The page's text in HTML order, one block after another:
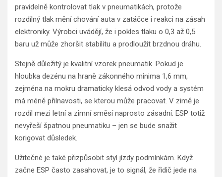
pravidelně kontrolovat tlak v pneumatikách, protože
rozdílný tlak mění chování auta v zatáčce i reakci na zásah
elektroniky. Výrobci uvádějí, že i pokles tlaku o 0,3 až 0,5
baru už může zhoršit stabilitu a prodloužit brzdnou dráhu.
Stejně důležitý je kvalitní vzorek pneumatik. Pokud je
hloubka dezénu na hraně zákonného minima 1,6 mm,
zejména na mokru dramaticky klesá odvod vody a systém
má méně přilnavosti, se kterou může pracovat. V zimě je
rozdíl mezi letní a zimní směsí naprosto zásadní. ESP totiž
nevyřeší špatnou pneumatiku – jen se bude snažit
korigovat důsledek.
Užitečné je také přizpůsobit styl jízdy podmínkám. Když
začne ESP často zasahovat, je to signál, že řidič jede na